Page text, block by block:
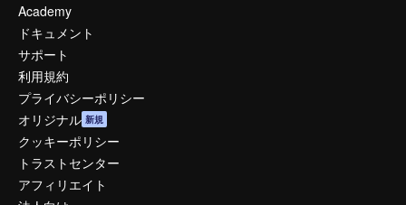
Academy
ドキュメント
サポート
利用規約
プライバシーポリシー
オリジナル 新規
クッキーポリシー
トラストセンター
アフィリエイト